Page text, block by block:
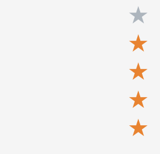
★
★
★
★
★